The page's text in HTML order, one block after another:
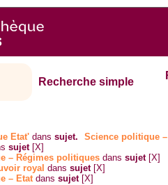
Recherche simple
Etat' danssujet.
Science politique –
sujet [X]
– Régimes politiques danssujet [X]
royal danssujet [X]
– Etatdanssujet [X]